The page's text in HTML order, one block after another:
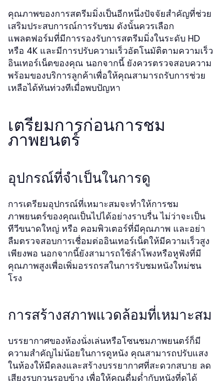
คุณภาพของการสตรีมมิ่งเป็นอีกหนึ่งปัจจัยสำคัญที่ช่วย
เสริมประสบการณ์การรับชม ดังนั้นควรเลือก
แพลตฟอร์มที่มีการรองรับการสตรีมมิ่งในระดับ HD
หรือ 4K และมีการปรับความเร็วอัตโนมัติตามความเร็ว
อินเทอร์เน็ตของคุณ นอกจากนี้ ยังควรตรวจสอบความ
พร้อมของบริการลูกค้าเพื่อให้คุณสามารถรับการช่วย
เหลือได้ทันท่วงทีเมื่อพบปัญหา
เตรียมการก่อนการชม
ภาพยนตร์
อุปกรณ์ที่จำเป็นในการดู
การเตรียมอุปกรณ์ที่เหมาะสมจะทำให้การชม
ภาพยนตร์ของคุณเป็นไปได้อย่างราบรื่น ไม่ว่าจะเป็น
ทีวีขนาดใหญ่ หรือ คอมพิวเตอร์ที่มีคุณภาพ และอย่า
ลืมตรวจสอบการเชื่อมต่ออินเทอร์เน็ตให้มีความเร็วสูง
เพียงพอ นอกจากนี้ยังสามารถใช้ลำโพงหรือหูฟังที่มี
คุณภาพสูงเพื่อเพิ่มอรรถรสในการรับชมหนังใหม่ชน
โรง
การสร้างสภาพแวดล้อมที่เหมาะสม
บรรยากาศของห้องนั่งเล่นหรือโซนชมภาพยนตร์ก็มี
ความสำคัญไม่น้อยในการดูหนัง คุณสามารถปรับแสง
ในห้องให้มืดลงและสร้างบรรยากาศที่สะดวกสบาย ลด
เสียงรบกวนรอบข้าง เพื่อให้คุณดื่มด่ำกับหนังที่ดูได้